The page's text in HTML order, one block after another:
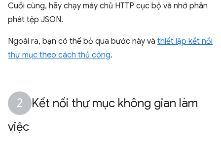
Cuối cùng, hãy chạy máy chủ HTTP cục bộ và nhớ phân
phát tệp JSON.
Ngoài ra, bạn có thể bỏ qua bước này và thiết lập kết nối
thư mục theo cách thủ công.
Kết nối thư mục không gian làm
việc